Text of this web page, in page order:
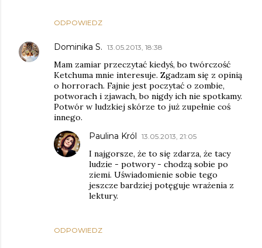
ODPOWIEDZ
Dominika S. 13.05.2013, 18:38
Mam zamiar przeczytać kiedyś, bo twórczość
Ketchuma mnie interesuje. Zgadzam się z opinią
o horrorach. Fajnie jest poczytać o zombie,
potworach i zjawach, bo nigdy ich nie spotkamy.
Potwór w ludzkiej skórze to już zupełnie coś
innego.
ODPOWIEDZ
Paulina Król 13.05.2013, 21:05
I najgorsze, że to się zdarza, że tacy
ludzie - potwory - chodzą sobie po
ziemi. Uświadomienie sobie tego
jeszcze bardziej potęguje wrażenia z
lektury.